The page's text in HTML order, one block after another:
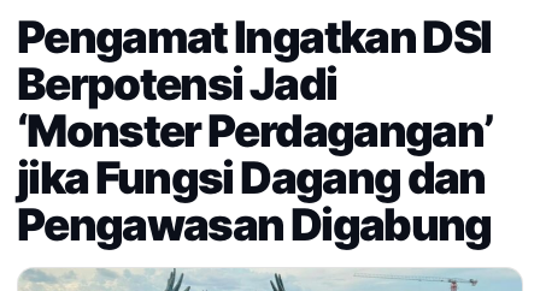
Pengamat Ingatkan DSI
Berpotensi Jadi
‘Monster Perdagangan’
jika Fungsi Dagang dan
Pengawasan Digabung